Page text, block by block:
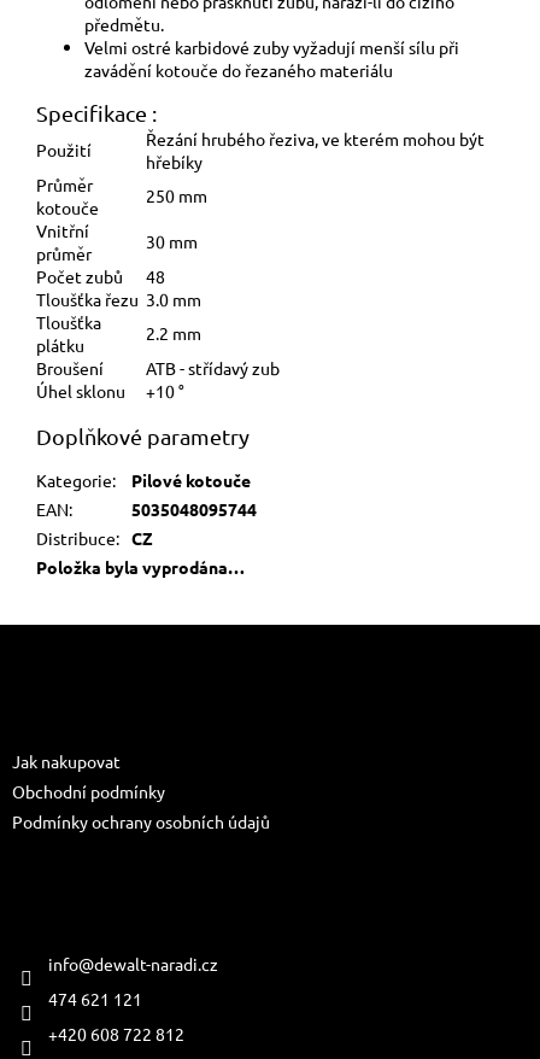
předmětu.
Velmi ostré karbidové zuby vyžadují menší sílu při
zavádění kotouče do řezaného materiálu
Specifikace :
Použití
Řezání hrubého řeziva, ve kterém mohou být
hřebíky
Průměr
kotouče
250 mm
Vnitřní
průměr
30 mm
Počet zubů
48
Tloušťka řezu 3.0 mm
Tloušťka
plátku
2.2 mm
Broušení
ATB - střídavý zub
Úhel sklonu
+10 °
Doplňkové parametry
Kategorie:
Pilové kotouče
EAN:
5035048095744
Distribuce: CZ
Položka byla vyprodána…
Jak nakupovat
Obchodní podmínky
Podmínky ochrany osobních údajů
info@dewalt-naradi.cz
474 621 121
+420 608 722 812